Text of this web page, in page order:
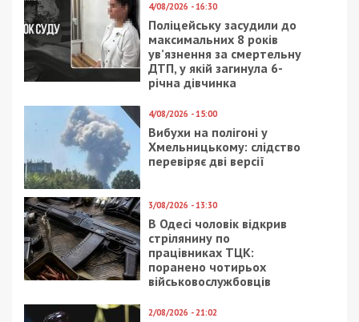
4/08/2026 - 16:30
Поліцейську засудили до
максимальних 8 років
ув’язнення за смертельну
ДТП, у якій загинула 6-
річна дівчинка
4/08/2026 - 15:00
Вибухи на полігоні у
Хмельницькому: слідство
перевіряє дві версії
3/08/2026 - 13:30
В Одесі чоловік відкрив
стрілянину по
працівниках ТЦК:
поранено чотирьох
військовослужбовців
2/08/2026 - 21:02